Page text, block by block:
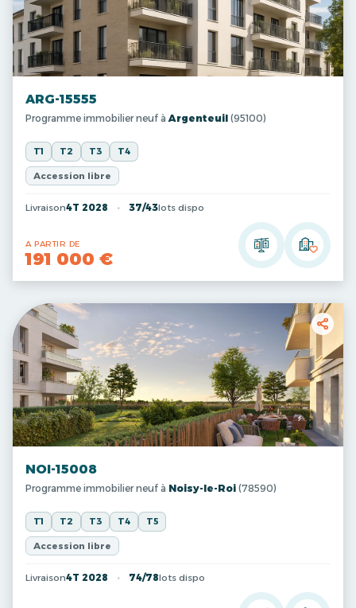
ARG-15555
Programme immobilier neuf àArgenteuil (95100)
T1 T2 T3 T4
Accession libre
Livraison4T 2028 37/43lots dispo
A PARTIR DE
191 000 €
NOI-15008
Programme immobilier neuf à Noisy-le-Roi (78590)
T1 T2 T3 T4 T5
Accession libre
Livraison4T 2028 74/78lots dispo